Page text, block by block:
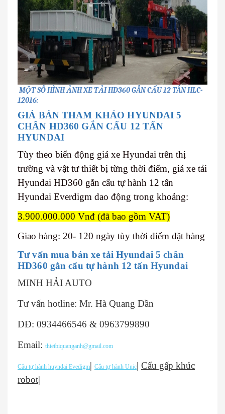
MỘT SỐ HÌNH ẢNH XE TẢI HD360 GẮN CẨU 12 TẤN HLC-
12016:
GIÁ BÁN THAM KHẢO HYUNDAI 5
CHÂN HD360 GẮN CẨU 12 TẤN
HYUNDAI
Tùy theo biến động giá xe Hyundai trên thị
trường và vật tư thiết bị từng thời điểm, giá xe tải
Hyundai HD360 gắn cẩu tự hành 12 tấn
Hyundai Everdigm dao động trong khoảng:
3.900.000.000 Vnđ (đã bao gồm VAT)
Giao hàng: 20- 120 ngày tùy thời điểm đặt hàng
Tư vấn mua bán xe tải Hyundai 5 chân
HD360 gắn cẩu tự hành 12 tấn Hyundai
MINH HẢI AUTO
Tư vấn hotline: Mr. Hà Quang Dần
DĐ: 0934466546 & 0963799890
Email: thietbiquanganh@gmail.com
Cẩu tự hành huyndai Evedigm| Cẩu tự hành Unic| Cẩu gấp khúc
robot|